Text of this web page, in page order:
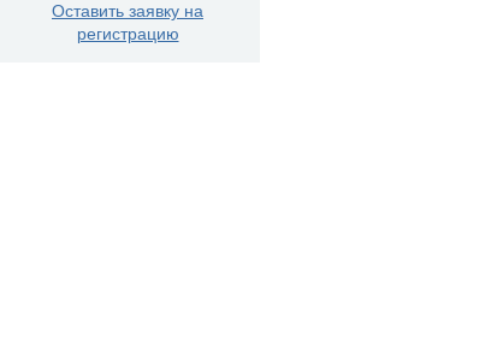
Оставить заявку на
регистрацию